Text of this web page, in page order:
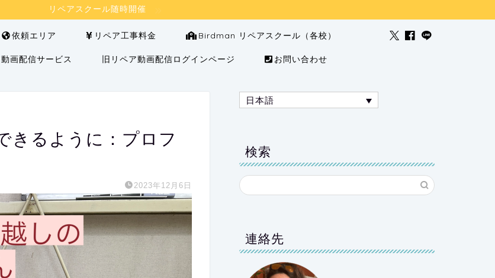
リペアスクール随時開催
依頼エリア リペア工事料金 Birdman リペアスクール（各校）
画配信サービス 旧リペア動画配信ログインページ お問い合わせ
きるように：プロフ
2023年12月6日
日本語
検索
連絡先